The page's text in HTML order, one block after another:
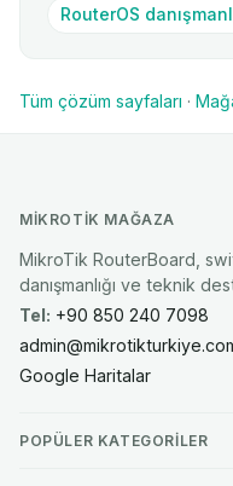
RouterOS
Tüm çözüm sayfaları ·
MIKROTIK MAĞAZA
MikroTik RouterBoard,
danışmanlığı ve teknik
Tel: +90 850 240 7098
Google Haritalar
POPÜLER KATEGORILER